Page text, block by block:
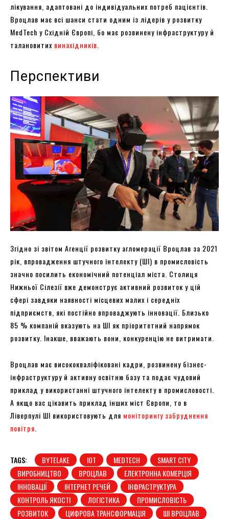
лікування, адаптовані до індивідуальних потреб пацієнтів.
Вроцлав має всі шанси стати одним із лідерів у розвитку
MedTech у Східній Європі, бо має розвинену інфраструктуру й
талановитих винахідників
Перспективи
Згідно зі звітом Агенції розвитку агломерації Вроцлав за 2021
рік, впровадження штучного інтелекту (ШІ) в промисловість
значно посилить економічний потенціал міста. Столиця
Нижньої Сілезії вже демонструє активний розвиток у цій
сфері завдяки наявності місцевих малих і середніх
підприємств, які постійно впроваджують інновації. Близько
85 % компаній вказують на ШІ як пріоритетний напрямок
розвитку. Інакше, вважають вони, конкуренцію не витримати.
Вроцлав має висококваліфіковані кадри, розвинену бізнес-
інфраструктуру й активну освітню базу та подає чудовий
приклад у використанні штучного інтелекту в промисловості.
А якщо вас цікавить приклад інших міст Європи, то в
Ліверпулі ШІ використовують для моніторингу забруднення
повітря
TAGS: BYTELAKE IOT MEDTECH
SMART CITY
ВИРОБНИЦТВО
ВРОЦЛАВ
ЕЛЕКТРОННА КОМЕРЦІЯ
ІННОВАЦІЇ
ІНТЕРНЕТ РЕЧЕЙ
ІНФРАСТРУКТУРА
КОНТРОЛЬ ЯКОСТІ
ЛОГІСТИКА
ПРОМИСЛОВІСТЬ
РОЗВИТОК
ЦИФРОВА ТРАНСФОРМАЦІЯ
ШІ ВРОЦЛАВ